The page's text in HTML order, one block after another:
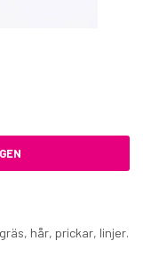
hår, prickar, linjer.